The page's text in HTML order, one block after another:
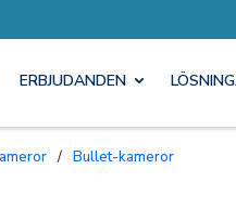
ERBJUDANDEN
/ Bullet-kameror